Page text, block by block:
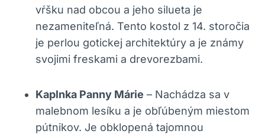
vŕšku‌ nad obcou a jeho silueta ⁢je
nezameniteľná. Tento kostol z 14. storočia
je perlou gotickej ⁤architektúry ⁣a⁤ je známy
svojimi ⁣freskami ​a⁤ drevorezbami.
Kaplnka⁣ Panny​ Márie – ‍Nachádza ‍sa v
malebnom lesíku a je ‍obľúbeným miestom
pútnikov. Je obklopená tajomnou